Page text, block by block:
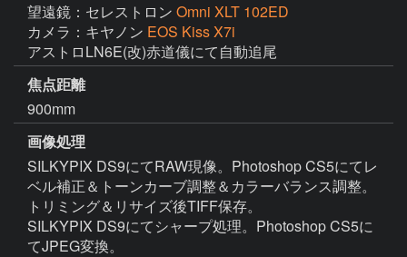
望遠鏡：セレストロン Omni XLT 102ED
カメラ：キヤノン EOS Kiss X7i
アストロLN6E(改)赤道儀にて自動追尾
焦点距離
900mm
画像処理
SILKYPIX DS9にてRAW現像。Photoshop CS5にてレ
ベル補正＆トーンカーブ調整＆カラーバランス調整。
トリミング＆リサイズ後TIFF保存。
SILKYPIX DS9にてシャープ処理。Photoshop CS5に
てJPEG変換。